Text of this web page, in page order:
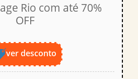
Rio com até 70%
OFF
ver desconto